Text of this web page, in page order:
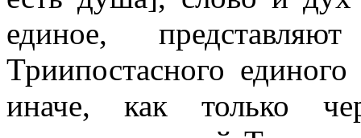
единое,
Триипостасного
иначе, как только